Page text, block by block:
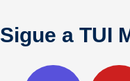
Sigue a TUI